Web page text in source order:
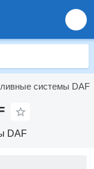
системы DAF
DAF